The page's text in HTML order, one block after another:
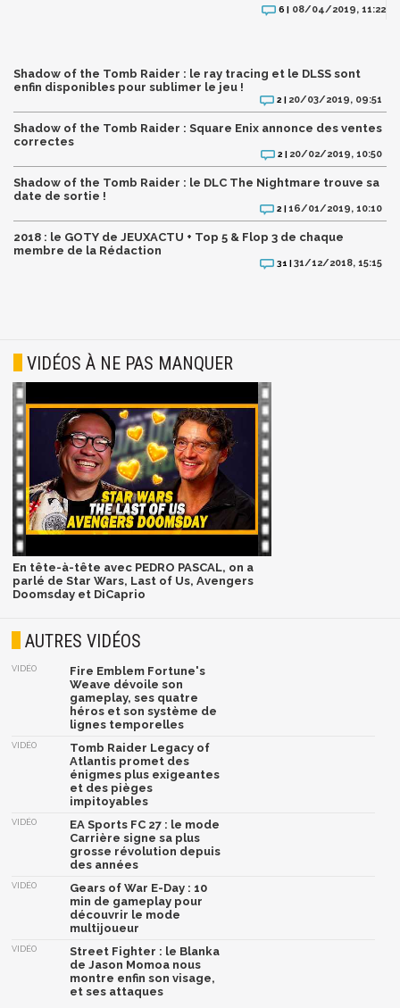
6 | 08/04/2019, 11:22
Shadow of the Tomb Raider : le ray tracing et le DLSS sont
enfin disponibles pour sublimer le jeu !
2 | 20/03/2019, 09:51
Shadow of the Tomb Raider : Square Enix annonce des ventes
correctes
2 | 20/02/2019, 10:50
Shadow of the Tomb Raider : le DLC The Nightmare trouve sa
date de sortie !
2 | 16/01/2019, 10:10
2018 : le GOTY de JEUXACTU + Top 5 & Flop 3 de chaque
membre de la Rédaction
31 | 31/12/2018, 15:15
VIDÉOS À NE PAS MANQUER
En tête-à-tête avec PEDRO PASCAL, on a
parlé de Star Wars, Last of Us, Avengers
Doomsday et DiCaprio
AUTRES VIDÉOS
VIDÉO
Fire Emblem Fortune's
Weave dévoile son
gameplay, ses quatre
héros et son système de
lignes temporelles
VIDÉO
Tomb Raider Legacy of
Atlantis promet des
énigmes plus exigeantes
et des pièges
impitoyables
VIDÉO
EA Sports FC 27 : le mode
Carrière signe sa plus
grosse révolution depuis
des années
VIDÉO
Gears of War E-Day : 10
min de gameplay pour
découvrir le mode
multijoueur
VIDÉO
Street Fighter : le Blanka
de Jason Momoa nous
montre enfin son visage,
et ses attaques